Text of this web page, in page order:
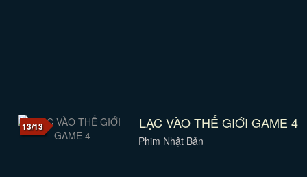
13/13 LẠC VÀO THẾ GIỚI GAME 4
Phim Nhật Bản